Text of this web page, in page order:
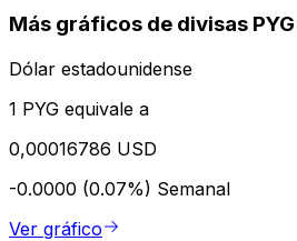
Más gráficos de divisas
Dólar estadounidense
1 PYG equivale a
0,00016786 USD
-0.0000 (0.07%) Semanal
Ver gráfico